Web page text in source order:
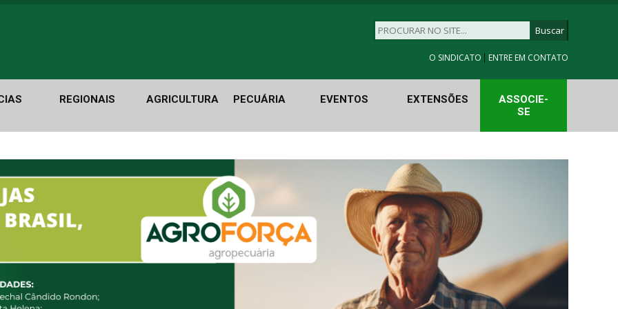
O SINDICATO | ENTRE EM CONTATO
REGIONAIS AGRICULTURA PECUÁRIA EVENTOS EXTENSÕES
ASSOCIE-
SE